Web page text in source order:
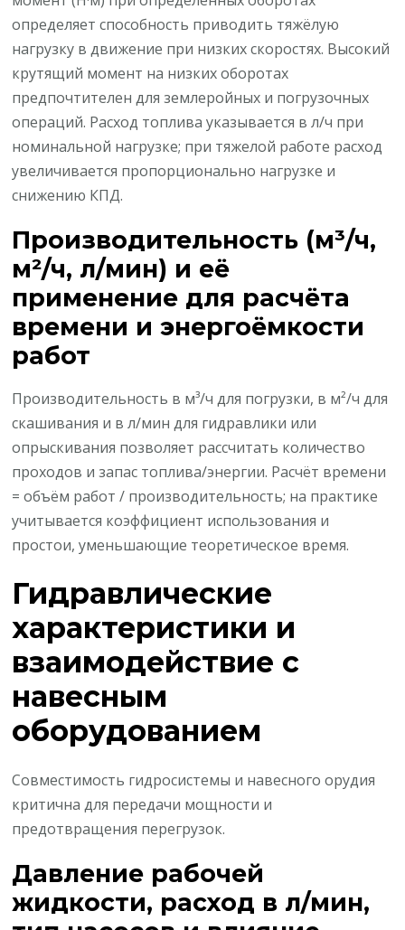
определяет способность приводить тяжёлую
нагрузку в движение при низких скоростях. Высокий
крутящий момент на низких оборотах
предпочтителен для землеройных и погрузочных
операций. Расход топлива указывается в л/ч при
номинальной нагрузке; при тяжелой работе расход
увеличивается пропорционально нагрузке и
снижению КПД.
Производительность (м³/ч,
м²/ч, л/мин) и её
применение для расчёта
времени и энергоёмкости
работ
Производительность в м³/ч для погрузки, в м²/ч для
скашивания и в л/мин для гидравлики или
опрыскивания позволяет рассчитать количество
проходов и запас топлива/энергии. Расчёт времени
= объём работ / производительность; на практике
учитывается коэффициент использования и
простои, уменьшающие теоретическое время.
Гидравлические
характеристики и
взаимодействие с
навесным
оборудованием
Совместимость гидросистемы и навесного орудия
критична для передачи мощности и
предотвращения перегрузок.
Давление рабочей
жидкости, расход в л/мин,